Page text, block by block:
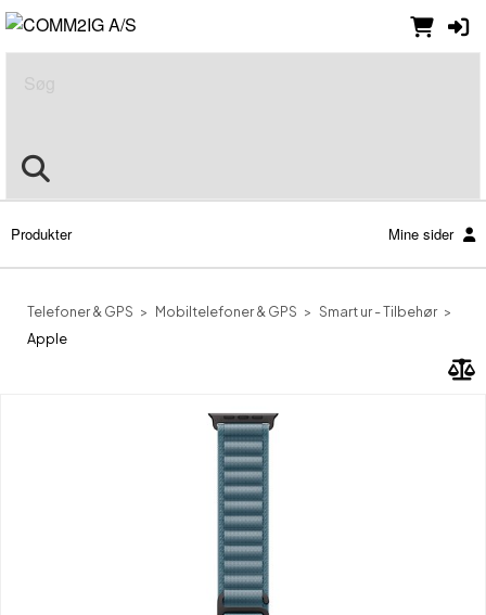
Produkter Mine sider
Telefoner & GPS Mobiltelefoner & GPS
Smart ur - Tilbehør
Apple